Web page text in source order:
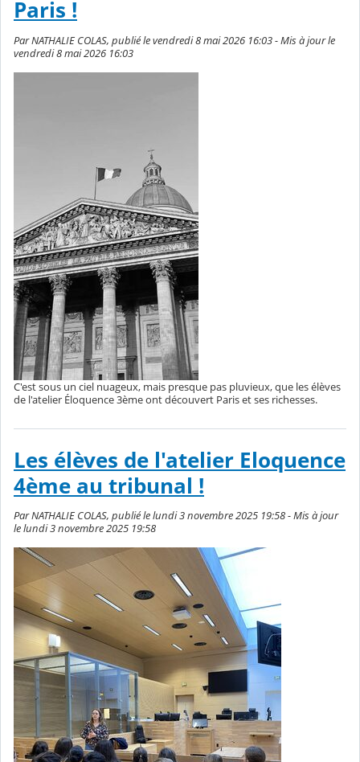
Paris !
Par NATHALIE COLAS, publié le vendredi 8 mai 2026 16:03 - Mis à jour le
vendredi 8 mai 2026 16:03
C'est sous un ciel nuageux, mais presque pas pluvieux, que les élèves
de l'atelier Éloquence 3ème ont découvert Paris et ses richesses.
Les élèves de l'atelier Eloquence
4ème au tribunal !
Par NATHALIE COLAS, publié le lundi 3 novembre 2025 19:58 - Mis à jour
le lundi 3 novembre 2025 19:58